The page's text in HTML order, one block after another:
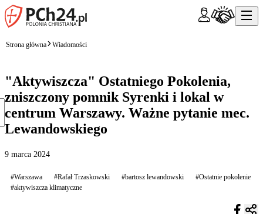
Strona główna Wiadomości
"Aktywiszcza" Ostatniego Pokolenia,
zniszczony pomnik Syrenki i lokal w
centrum Warszawy. Ważne pytanie mec.
Lewandowskiego
9 marca 2024
#Warszawa #Rafał Trzaskowski #bartosz lewandowski
#Ostatnie pokolenie
#aktywiszcza klimatyczne